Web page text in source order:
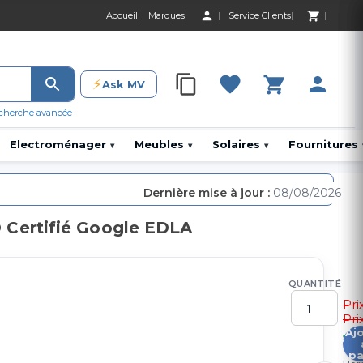
Accueil Marques Service Clients
0 Produit 0,00
avancée
⚡Ask MV 0 Produit 0,00 DH
Electroménager ▾ Meubles ▾ Solaires ▾ Fournitures
Certifié Google EDLA
QUANTITÉ
Dernière mise à jour : 08/08/2026